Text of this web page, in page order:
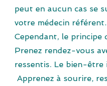
peut en aucun cas se
votre médecin référent.
Cependant, le
Prenez rendez-vous
ressentis. Le bien-
Apprenez à sourire,